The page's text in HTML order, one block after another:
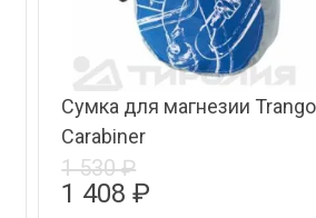
Сумка для магнезии
Carabiner
1 530 ₽
1 408 ₽